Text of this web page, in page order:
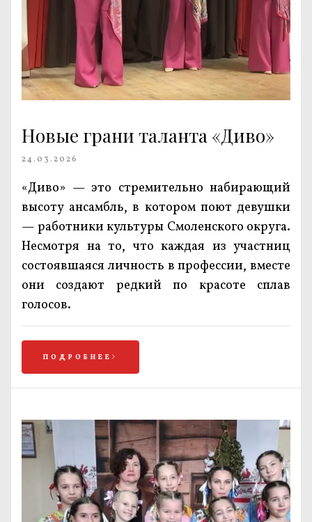
Новые грани таланта «Диво»
24.03.2026
«Диво» — это стремительно набирающий
высоту ансамбль, в котором поют девушки
— работники культуры Смоленского округа.
Несмотря на то, что каждая из участниц
состоявшаяся личность в профессии, вместе
они создают редкий по красоте сплав
голосов.
ПОДРОБНЕЕ